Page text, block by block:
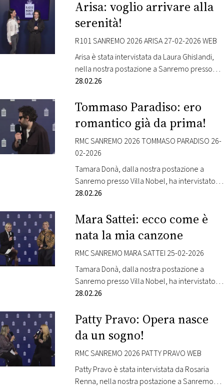
delle location di maggiore prestigio della
città, vi porta nel cuore della gara musicale
più attesa dell’anno con il progetto Sanremo
Extrafestival. Tamara Donà (dal lunedì al…
Arisa: voglio arrivare alla
serenità!
R101 SANREMO 2026 ARISA 27-02-2026 WEB
Arisa è stata intervistata da Laura Ghislandi,
nella nostra postazione a Sanremo presso
Villa Nobel. L’artista è in gara al Festival con la
dalla cornice unica di Villa Nobel a Sanremo,
una delle location di maggiore prestigio della
città, vi porta nel cuore della gara musicale
più attesa dell’anno…
28.02.26
Tommaso Paradiso: ero
romantico già da prima!
RMC SANREMO 2026 TOMMASO PARADISO 26-
02-2026
Tamara Donà, dalla nostra postazione a
Sanremo presso Villa Nobel, ha intervistato
Tommaso Paradiso. L’artista è in gara al
Monte Carlo, dalla cornice unica di Villa Nobel
a Sanremo, una delle location di maggiore
prestigio della città, vi porta nel cuore della
gara musicale più attesa dell’anno con…
28.02.26
Mara Sattei: ecco come è
nata la mia canzone
RMC SANREMO MARA SATTEI 25-02-2026
Tamara Donà, dalla nostra postazione a
Sanremo presso Villa Nobel, ha intervistato
Mara Sattei. L’artista è in gara al Festival con la
Monte Carlo, dalla cornice unica di Villa Nobel
a Sanremo, una delle location di maggiore
prestigio della città, vi porta nel cuore della
gara…
28.02.26
Patty Pravo: Opera nasce
da un sogno!
RMC SANREMO 2026 PATTY PRAVO WEB
Patty Pravo è stata intervistata da Rosaria
Renna, nella nostra postazione a Sanremo